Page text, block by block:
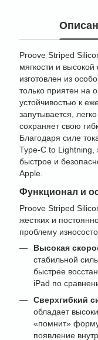
Proove Striped
мягкости и
изготовлен из
только приятен на
устойчивостью к
запутывается,
сохраняет свою
Благодаря силе
Type-C to Lightning,
быстрое и
Apple.
Функционал и
Proove Striped
жестких и
проблему
Высокая
стабильной
быстрее
iPad по
Сверхгибкий
обладает
«помнит»
появление